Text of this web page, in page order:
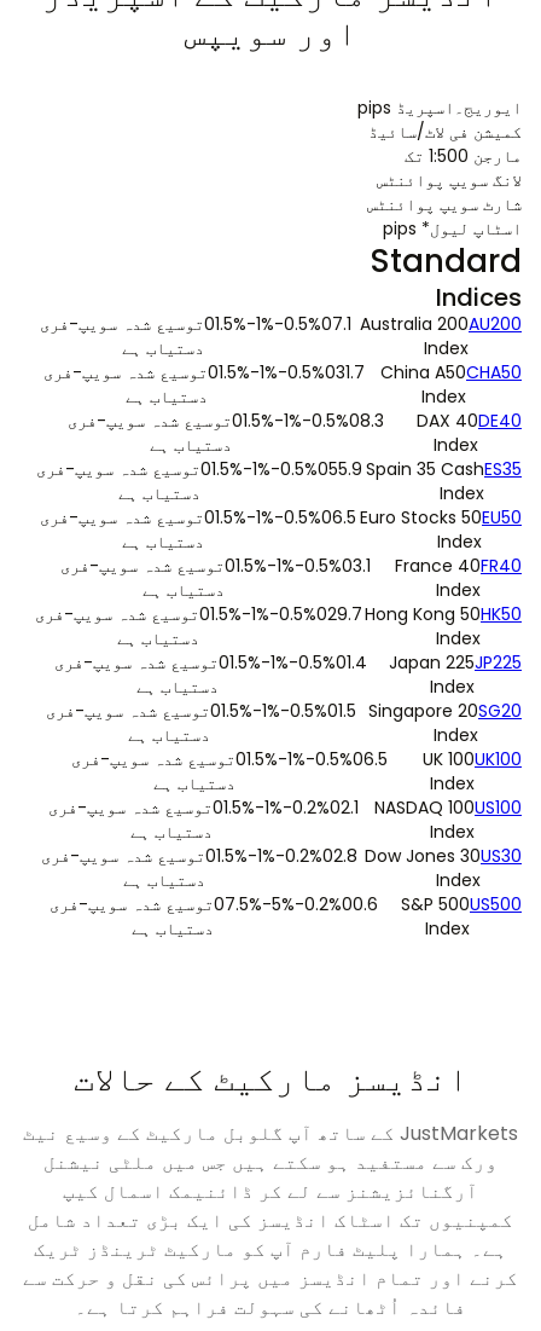
اور سویپس
ایوریج۔اسپریڈ pips
کمیشن فی لاٹ/سائیڈ
مارجن 1:500 تک
لانگ سویپ پوائنٹس
شارٹ سویپ پوائنٹس
اسٹاپ لیول* pips
Standard
Indices
AU200
Australia 200
Index
7.1
0
0.5%
-1%
-1.5%
0توسیع شدہ سویپ-فری
دستیاب ہے
CHA50
China A50
Index
31.7
0
0.5%
-1%
-1.5%
0توسیع شدہ سویپ-فری
دستیاب ہے
DE40
DAX 40
Index
8.3
0
0.5%
-1%
-1.5%
0توسیع شدہ سویپ-فری
دستیاب ہے
ES35
Spain 35 Cash
Index
55.9
0
0.5%
-1%
-1.5%
0توسیع شدہ سویپ-فری
دستیاب ہے
EU50
Euro Stocks 50
Index
6.5
0
0.5%
-1%
-1.5%
0توسیع شدہ سویپ-فری
دستیاب ہے
FR40
France 40
Index
3.1
0
0.5%
-1%
-1.5%
0توسیع شدہ سویپ-فری
دستیاب ہے
HK50
Hong Kong 50
Index
29.7
0
0.5%
-1%
-1.5%
0توسیع شدہ سویپ-فری
دستیاب ہے
JP225
Japan 225
Index
1.4
0
0.5%
-1%
-1.5%
0توسیع شدہ سویپ-فری
دستیاب ہے
SG20
Singapore 20
Index
1.5
0
0.5%
-1%
-1.5%
0توسیع شدہ سویپ-فری
دستیاب ہے
UK100
UK 100
Index
6.5
0
0.5%
-1%
-1.5%
0توسیع شدہ سویپ-فری
دستیاب ہے
US100
NASDAQ 100
Index
2.1
0
0.2%
-1%
-1.5%
0توسیع شدہ سویپ-فری
دستیاب ہے
US30
Dow Jones 30
Index
2.8
0
0.2%
-1%
-1.5%
0توسیع شدہ سویپ-فری
دستیاب ہے
US500
S&P 500
Index
0.6
0
0.2%
-5%
-7.5%
0توسیع شدہ سویپ-فری
دستیاب ہے
انڈیسز مارکیٹ کے حالات
JustMarkets کے ساتھ آپ گلوبل مارکیٹ کے وسیع نیٹ
ورک سے مستفید ہو سکتے ہیں جس میں ملٹی نیشنل
آرگنائزیشنز سے لے کر ڈائنیمک اسمال کیپ
کمپنیوں تک اسٹاک انڈیسز کی ایک بڑی تعداد شامل
ہے۔ ہمارا پلیٹ فارم آپ کو مارکیٹ ٹرینڈز ٹریک
کرنے اور تمام انڈیسز میں پرائس کی نقل و حرکت سے
فائدہ اُٹھانے کی سہولت فراہم کرتا ہے۔